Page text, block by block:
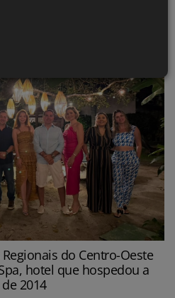
do Centro-Oeste
hotel que hospedou a
2014